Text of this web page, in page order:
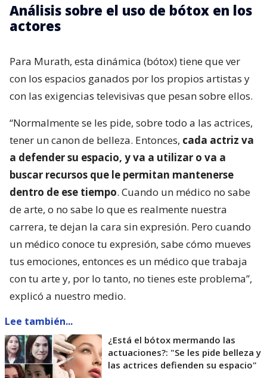
Análisis sobre el uso de bótox en los
actores
Para Murath, esta dinámica (bótox) tiene que ver
con los espacios ganados por los propios artistas y
con las exigencias televisivas que pesan sobre ellos.
“Normalmente se les pide, sobre todo a las actrices,
tener un canon de belleza. Entonces, cada actriz va
a defender su espacio, y va a utilizar o va a
buscar recursos que le permitan mantenerse
dentro de ese tiempo. Cuando un médico no sabe
de arte, o no sabe lo que es realmente nuestra
carrera, te dejan la cara sin expresión. Pero cuando
un médico conoce tu expresión, sabe cómo mueves
tus emociones, entonces es un médico que trabaja
con tu arte y, por lo tanto, no tienes este problema”,
explicó a nuestro medio.
Lee también...
¿Está el bótox mermando las
actuaciones?: "Se les pide belleza y
las actrices defienden su espacio"